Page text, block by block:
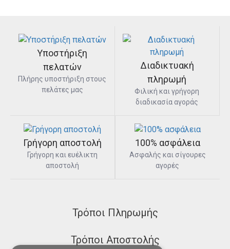
Υποστήριξη
πελατών
Πλήρης υποστήριξη στους
πελάτες μας
Διαδικτυακή
πληρωμή
Φιλική και γρήγορη
διαδικασία αγοράς
Γρήγορη αποστολή
Γρήγορη και ευέλικτη
αποστολή
100% ασφάλεια
Ασφαλής και σίγουρες
αγορές
Τρόποι Πληρωμής
Τρόποι Αποστολής